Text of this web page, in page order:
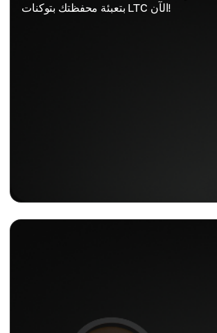
بتعبئة محفظتك بتوكنات LTC الآن!